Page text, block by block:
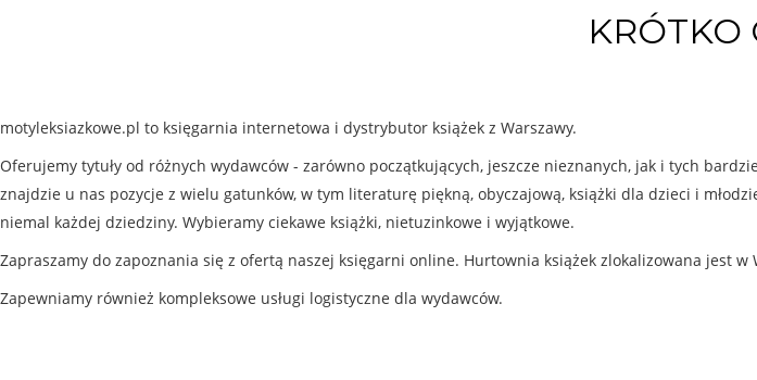
KRÓTKO
motyleksiazkowe.pl to księgarnia internetowa i dystrybutor książek z Warszawy.
Oferujemy tytuły od różnych wydawców - zarówno początkujących, jeszcze nieznanych, jak i tych
znajdzie u nas pozycje z wielu gatunków, w tym literaturę piękną, obyczajową, książki dla dzieci i
niemal każdej dziedziny. Wybieramy ciekawe książki, nietuzinkowe i wyjątkowe.
Zapraszamy do zapoznania się z ofertą naszej księgarni online. Hurtownia książek zlokalizowana jest
Zapewniamy również kompleksowe usługi logistyczne dla wydawców.